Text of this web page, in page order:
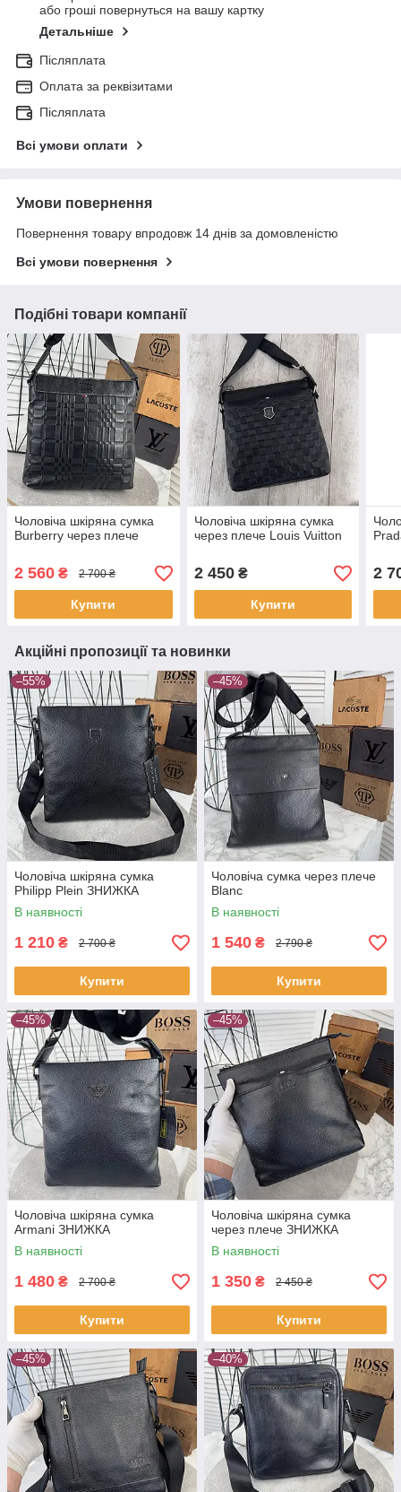
або гроші повернуться на вашу картку
Детальніше
Післяплата
Оплата за реквізитами
Післяплата
Всі умови оплати
Умови повернення
Повернення товару впродовж 14 днів за домовленістю
Всі умови повернення
Подібні товари компанії
Чоловіча шкіряна сумка
Burberry через плече
2 560 ₴ 2 700 ₴
Купити
Чоловіча шкіряна сумка
через плече Louis Vuitton
2 450₴
Купити
2
Акційні пропозиції та новинки
–55%
Чоловіча шкіряна сумка
Philipp Plein ЗНИЖКА
В наявності
1 210 ₴ 2 700 ₴
Купити
–45%
Чоловіча сумка через плече
Blanc
В наявності
1 540 ₴ 2 790 ₴
Купити
–45%
Чоловіча шкіряна сумка
Armani ЗНИЖКА
В наявності
1 480 ₴ 2 700 ₴
Купити
–45%
Чоловіча шкіряна сумка
через плече ЗНИЖКА
В наявності
1 350 ₴ 2 450 ₴
Купити
–45% –40%